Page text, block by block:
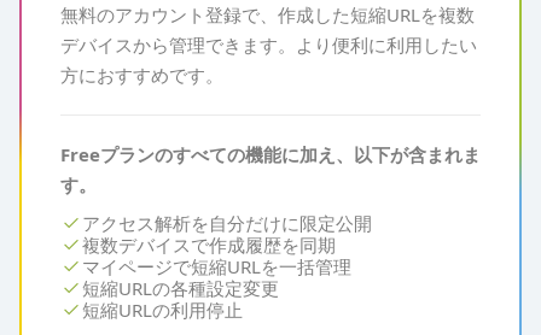
無料のアカウント登録で、作成した短縮URLを複数
デバイスから管理できます。より便利に利用したい
方におすすめです。
Freeプランのすべての機能に加え、以下が含まれま
す。
check アクセス解析を自分だけに限定公開
check複数デバイスで作成履歴を同期
check マイページで短縮URLを一括管理
check短縮URLの各種設定変更
check短縮URLの利用停止